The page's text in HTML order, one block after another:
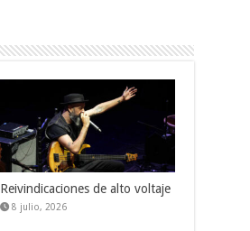
Reivindicaciones de alto voltaje
8 julio, 2026